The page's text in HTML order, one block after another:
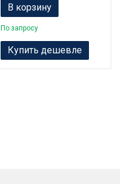
В корзину
По запросу
Купить дешевле